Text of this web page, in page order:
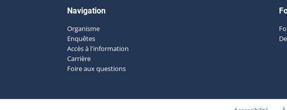
Navigation
Organisme
Enquêtes
Accès à l'information
Carrière
Foire aux questions